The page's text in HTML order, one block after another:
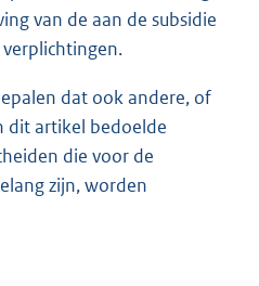
van de aan de subsidie
dat ook andere, of
dit artikel bedoelde
die voor de
zijn, worden